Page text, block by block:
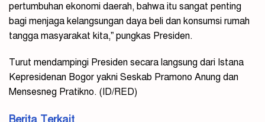
pertumbuhan ekonomi daerah, bahwa itu sangat penting
bagi menjaga kelangsungan daya beli dan konsumsi rumah
tangga masyarakat kita,” pungkas Presiden.
Turut mendampingi Presiden secara langsung dari Istana
Kepresidenan Bogor yakni Seskab Pramono Anung dan
Mensesneg Pratikno. (ID/RED)